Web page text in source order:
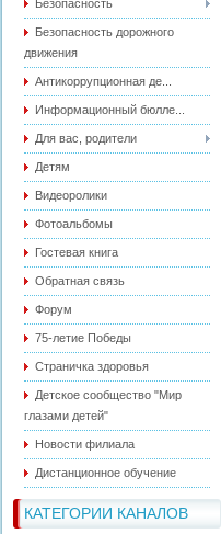
Безопасность
Безопасность дорожного
движения
Антикоррупционная де...
Информационный бюлле...
Для вас, родители
Детям
Видеоролики
Фотоальбомы
Гостевая книга
Обратная связь
Форум
75-летие Победы
Страничка здоровья
Детское сообщество "Мир
глазами детей"
Новости филиала
Дистанционное обучение
КАТЕГОРИИ КАНАЛОВ